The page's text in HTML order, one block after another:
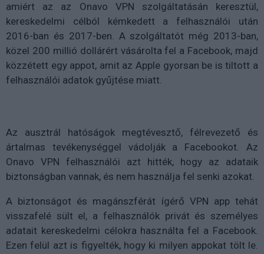
amiért az az Onavo VPN szolgáltatásán keresztül,
kereskedelmi célból kémkedett a felhasználói után
2016-ban és 2017-ben. A szolgáltatót még 2013-ban,
közel 200 millió dollárért vásárolta fel a Facebook, majd
közzétett egy appot, amit az Apple gyorsan be is tiltott a
felhasználói adatok gyűjtése miatt.
Az ausztrál hatóságok megtévesztő, félrevezető és
ártalmas tevékenységgel vádolják a Facebookot. Az
Onavo VPN felhasználói azt hitték, hogy az adataik
biztonságban vannak, és nem használja fel senki azokat.
A biztonságot és magánszférát ígérő VPN app tehát
visszafelé sült el, a felhasználók privát és személyes
adatait kereskedelmi célokra használta fel a Facebook.
Ezen felül azt is figyelték, hogy ki milyen appokat tölt le.